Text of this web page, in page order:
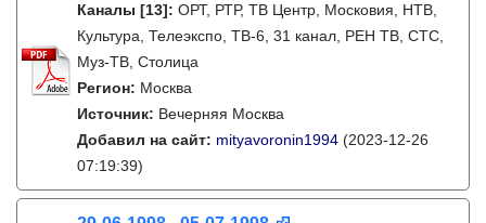
Каналы [13]: ОРТ, РТР, ТВ Центр, Московия, НТВ,
Культура, Телеэкспо, ТВ-6, 31 канал, РЕН ТВ, СТС,
Муз-ТВ, Столица
Регион: Москва
Источник: Вечерняя Москва
Добавил на сайт: mityavoronin1994 (2023-12-26
07:19:39)